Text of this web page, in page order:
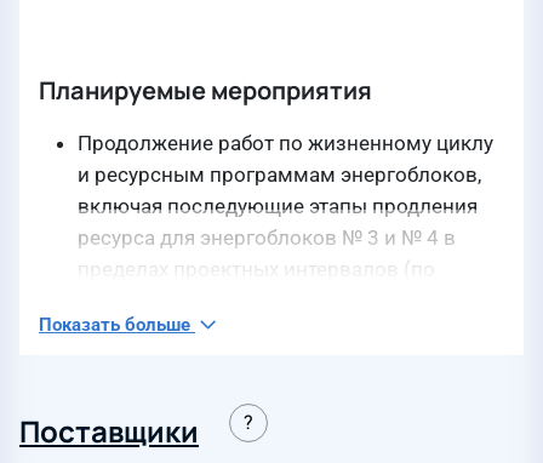
Планируемые мероприятия
Продолжение работ по жизненному циклу
и ресурсным программам энергоблоков,
включая последующие этапы продления
ресурса для энергоблоков № 3 и № 4 в
пределах проектных интервалов (по
Показать больше
Поставщики